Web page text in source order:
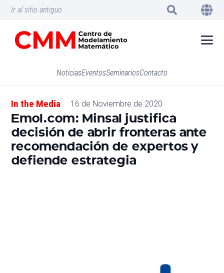
Ir al sitio antiguo
NoticiasEventosSeminariosContacto
In the Media 16 de Noviembre de 2020
Emol.com: Minsal justifica
decisión de abrir fronteras ante
recomendación de expertos y
defiende estrategia